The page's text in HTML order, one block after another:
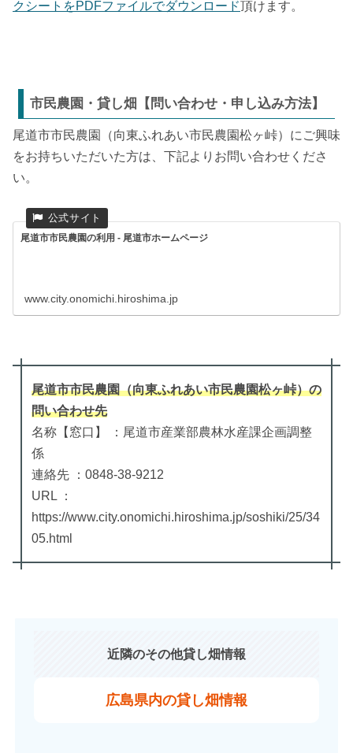
クシートをPDFファイルでダウンロード頂けます。
市民農園・貸し畑【問い合わせ・申し込み方法】
尾道市市民農園（向東ふれあい市民農園松ヶ峠）にご興味
をお持ちいただいた方は、下記よりお問い合わせくださ
い。
尾道市市民農園の利用 - 尾道市ホームページ
www.city.onomichi.hiroshima.jp
尾道市市民農園（向東ふれあい市民農園松ヶ峠）の
問い合わせ先
名称【窓口】 ：尾道市産業部農林水産課企画調整
係
連絡先 ：0848-38-9212
URL ：
https://www.city.onomichi.hiroshima.jp/soshiki/25/34
05.html
近隣のその他貸し畑情報
広島県内の貸し畑情報